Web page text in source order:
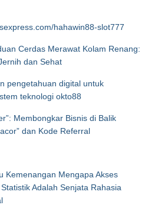
hahawin88-slot777
Cerdas Merawat Kolam Renang:
dan Sehat
pengetahuan digital untuk
teknologi okto88
Membongkar Bisnis di Balik
dan Kode Referral
Kemenangan Mengapa Akses
Adalah Senjata Rahasia